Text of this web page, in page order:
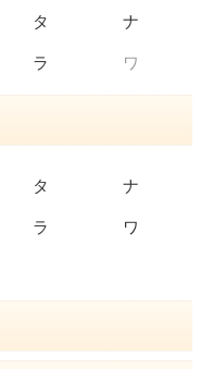
タ ナ
ラ ワ
タ ナ
ラ ワ